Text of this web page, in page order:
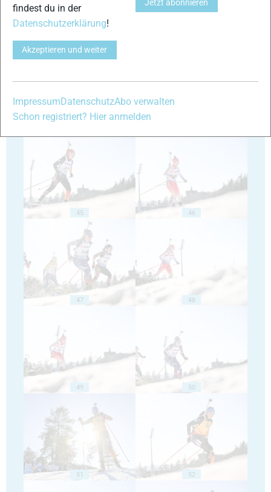
45 46
47 48
49 50
51 52
findest du in der
Datenschutzerklärung!
Akzeptieren und weiter
Jetzt abonnieren
ImpressumDatenschutzAbo verwalten
Schon registriert? Hier anmelden